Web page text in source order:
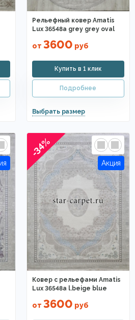
Рельефный ковер Amatis
Lux 36548a grey grey oval
от 3600 руб
-34%
Ковер с рельефами Amatis
Lux 36548a l.beige blue
от 3600 руб